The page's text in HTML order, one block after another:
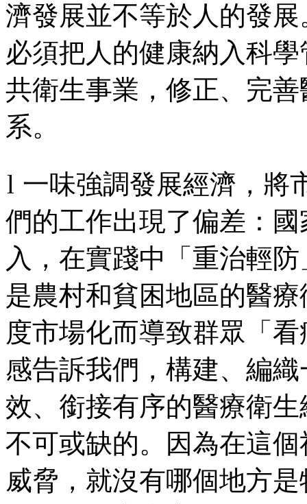
濟發展並不等於人的發
必須把人的健康納入科
共衛生事業，修正、完
系。
l 一味強調發展經濟，將
們的工作出現了偏差：
入，在實踐中「重治輕
是農村和貧困地區的醫
度市場化而導致群眾「
感告訴我們，構建、編
效、銜接有序的醫療衛
不可或缺的。因為在這
威脅，就沒有哪個地方